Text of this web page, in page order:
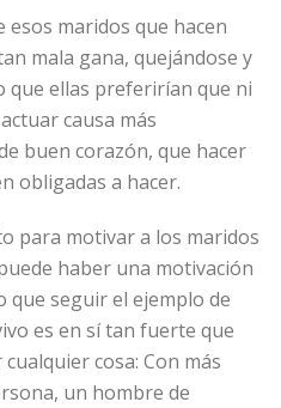
maridos que hacen
mala gana, quejándose y
que ellas preferirían que ni
causa más
buen corazón, que hacer
obligadas a hacer.
para motivar a los maridos
haber una motivación
que seguir el ejemplo de
es en sí tan fuerte que
cosa: Con más
un hombre de